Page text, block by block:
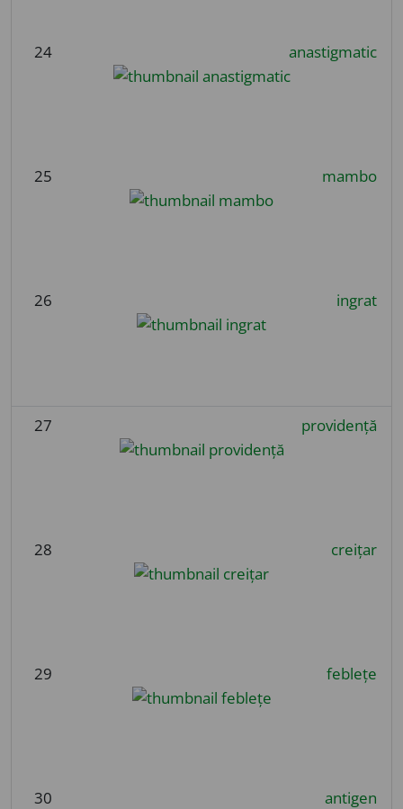
24 anastigmatic
25 mambo
26 ingrat
27 providență
28 creițar
29 feblețe
30 antigen